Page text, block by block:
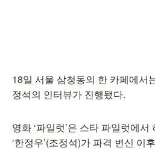
18일 서울 삼청동의 한 카페에서
정석의 인터뷰가 진행됐다.
영화 ‘파일럿’은 스타 파일럿에
‘한정우’(조정석)가 파격 변신 이